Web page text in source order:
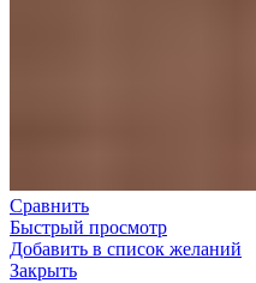
Сравнить
Быстрый просмотр
Добавить в список желаний
Закрыть